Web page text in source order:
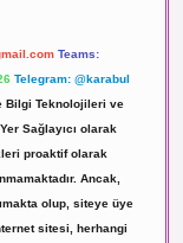
Teams:
Telegram: @karabul
Bilgi Teknolojileri ve
Sağlayıcı olarak
proaktif olarak
Ancak,
olup, siteye üye
sitesi, herhangi